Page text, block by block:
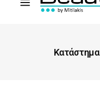
Κατάστημα